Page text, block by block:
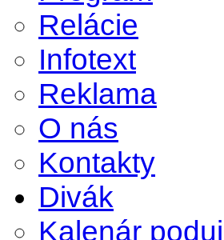
Relácie
Infotext
Reklama
O nás
Kontakty
Divák
Kalenár